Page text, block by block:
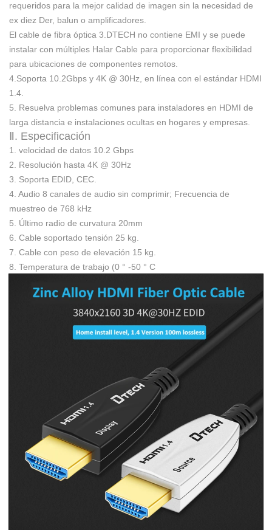
requeridos para la mejor calidad de imagen sin la necesidad de
ex diez Der, balun o amplificadores.
El cable de fibra óptica 3.DTECH no contiene EMI y se puede
instalar con múltiples Halar Cable para proporcionar flexibilidad
para ubicaciones de componentes remotos.
4.Soporta 10.2Gbps y 4K @ 30Hz, en línea con el estándar HDMI
1.4.
5. Resuelva problemas comunes para instaladores en HDMI de
larga distancia e instalaciones ocultas en hogares y empresas.
Ⅱ. Especificación
1. velocidad de datos 10.2 Gbps
2. Resolución hasta 4K @ 30Hz
3. Soporta EDID, CEC.
4. Audio 8 canales de audio sin comprimir; Frecuencia de
muestreo de 768 kHz
5. Último radio de curvatura 20mm
6. Cable soportado tensión 25 kg.
7. Cable con peso de elevación 15 kg.
8. Temperatura de trabajo (0 ° -50 ° C